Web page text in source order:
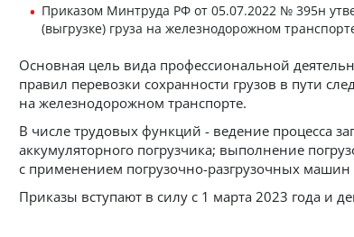
Приказом Минтруда РФ от 05.07.2022 № 395н
(выгрузке) груза на железнодорожном
Основная цель вида профессиональной
правил перевозки сохранности грузов в пути
на железнодорожном транспорте.
В числе трудовых функций - ведение процесса
аккумуляторного погрузчика; выполнение
с применением погрузочно-разгрузочных
Приказы вступают в силу с 1 марта 2023 года и